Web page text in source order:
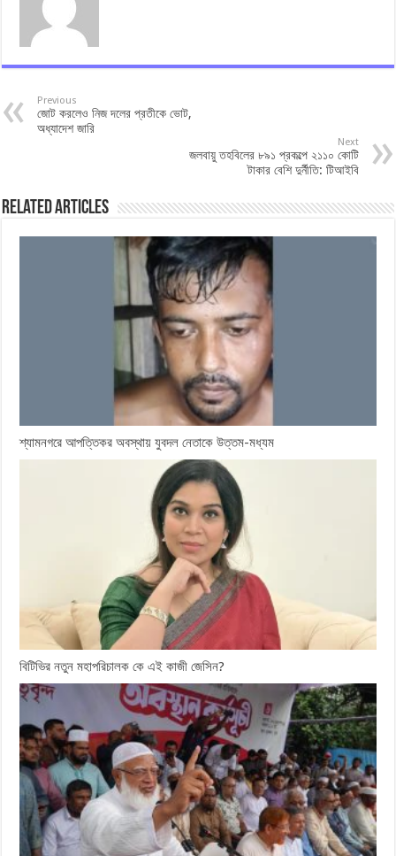
Previous
জোট করলেও নিজ দলের প্রতীকে ভোট,
অধ্যাদেশ জারি
Next
জলবায়ু তহবিলের ৮৯১ প্রকল্পে ২১১০ কোটি
টাকার বেশি দুর্নীতি: টিআইবি
Related Articles
শ্যামনগরে আপত্তিকর অবস্থায় যুবদল নেতাকে উত্তম-মধ্যম
বিটিভির নতুন মহাপরিচালক কে এই কাজী জেসিন?